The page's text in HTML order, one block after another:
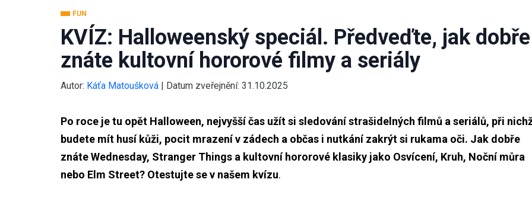
FUN
KVÍZ: Halloweenský speciál. Předveďte, jak dobře
znáte kultovní hororové filmy a seriály
Autor: Káťa Matoušková | Datum zveřejnění: 31.10.2025
Po roce je tu opět Halloween, nejvyšší čas užít si sledování strašidelných filmů a seriálů, při
budete mít husí kůži, pocit mrazení v zádech a občas i nutkání zakrýt si rukama oči. Jak dobře
znáte Wednesday, Stranger Things a kultovní hororové klasiky jako Osvícení, Kruh, Noční můra
nebo Elm Street? Otestujte se v našem kvízu.